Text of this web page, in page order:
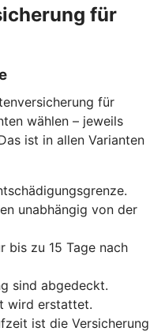
für
für
wählen – jeweils
ist in allen Varianten
unabhängig von der
bis zu 15 Tage nach
sind abgedeckt.
wird erstattet.
ist die Versicherung